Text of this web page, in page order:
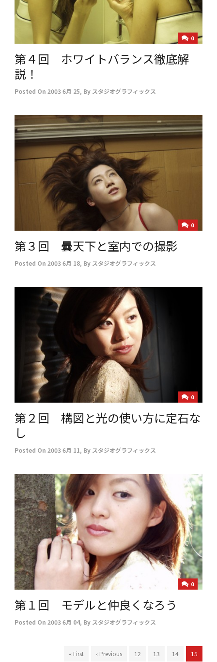
0
第４回 ホワイトバランス徹底解
説！
Posted On 2003 6月 25, By スタジオグラフィックス
0
第３回 曇天下と室内での撮影
Posted On 2003 6月 18, By スタジオグラフィックス
0
第２回 構図と光の使い方に定石な
し
Posted On 2003 6月 11, By スタジオグラフィックス
0
第１回 モデルと仲良くなろう
Posted On 2003 6月 04, By スタジオグラフィックス
« First ‹ Previous 12 13 14 15